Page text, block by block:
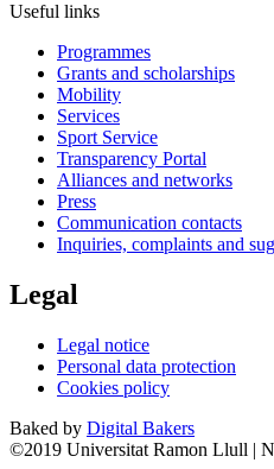
Useful links
Programmes
Grants and scholarships
Mobility
Services
Sport Service
Transparency Portal
Alliances and networks
Press
Communication contacts
Inquiries, complaints and
Legal
Legal notice
Personal data protection
Cookies policy
Baked by Digital Bakers
©2019 Universitat Ramon Llull |